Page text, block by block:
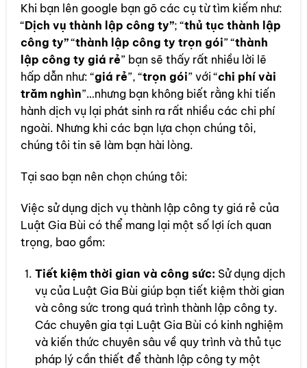
Khi bạn lên google bạn gõ các cụ từ tìm kiếm như:
“Dịch vụ thành lập công ty”; “thủ tục thành lập
công ty”“thành lập công ty trọn gói” “thành
lập công ty giá rẻ” bạn sẽ thấy rất nhiều lời lẽ
hấp dẫn như: “giá rẻ”, “trọn gói” với “chi phí vài
trăm nghìn”…nhưng bạn không biết rằng khi tiến
hành dịch vụ lại phát sinh ra rất nhiều các chi phí
ngoài. Nhưng khi các bạn lựa chọn chúng tôi,
chúng tôi tin sẽ làm bạn hài lòng.
Tại sao bạn nên chọn chúng tôi:
Việc sử dụng dịch vụ thành lập công ty giá rẻ của
Luật Gia Bùi có thể mang lại một số lợi ích quan
trọng, bao gồm:
Tiết kiệm thời gian và công sức: Sử dụng dịch
vụ của Luật Gia Bùi giúp bạn tiết kiệm thời gian
và công sức trong quá trình thành lập công ty.
Các chuyên gia tại Luật Gia Bùi có kinh nghiệm
và kiến thức chuyên sâu về quy trình và thủ tục
pháp lý cần thiết để thành lập công ty một